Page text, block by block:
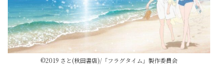
©2019 さと(秋田書店)/「フラグタイム」製作委員会